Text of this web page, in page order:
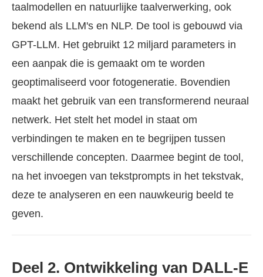
taalmodellen en natuurlijke taalverwerking, ook
bekend als LLM's en NLP. De tool is gebouwd via
GPT-LLM. Het gebruikt 12 miljard parameters in
een aanpak die is gemaakt om te worden
geoptimaliseerd voor fotogeneratie. Bovendien
maakt het gebruik van een transformerend neuraal
netwerk. Het stelt het model in staat om
verbindingen te maken en te begrijpen tussen
verschillende concepten. Daarmee begint de tool,
na het invoegen van tekstprompts in het tekstvak,
deze te analyseren en een nauwkeurig beeld te
geven.
Deel 2. Ontwikkeling van DALL-E